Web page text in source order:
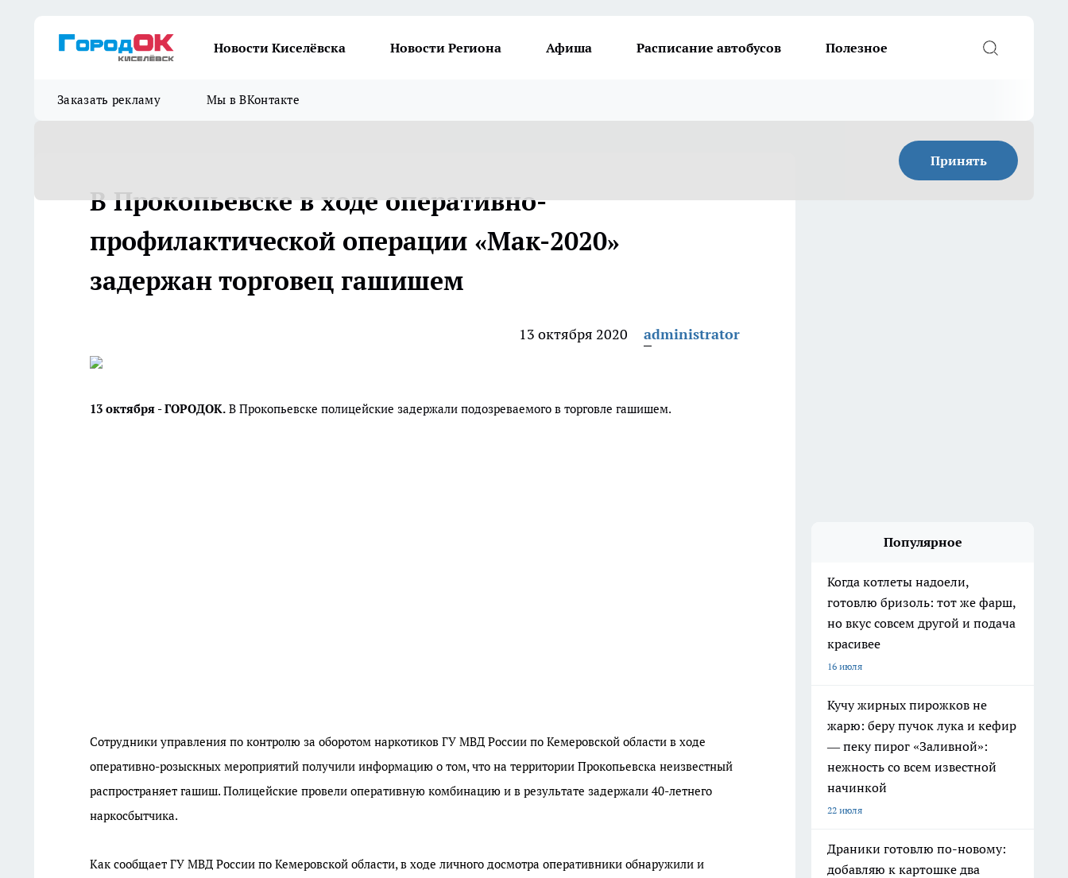
Новости Киселёвска Новости Региона Афиша Расписание автобусов Полезное
Заказать рекламу Мы в ВКонтакте
Принять
В Прокопьевске в ходе оперативно-
профилактической операции «Мак-2020»
задержан торговец гашишем
13 октября 2020 administrator
13 октября - ГОРОДОК. В Прокопьевске полицейские задержали подозреваемого в торговле гашишем.
Сотрудники управления по контролю за оборотом наркотиков ГУ МВД России по Кемеровской области в ходе
оперативно-розыскных мероприятий получили информацию о том, что на территории Прокопьевска неизвестный
распространяет гашиш. Полицейские провели оперативную комбинацию и в результате задержали 40-летнего
наркосбытчика.
Как сообщает ГУ МВД России по Кемеровской области, в ходе личного досмотра оперативники обнаружили и
Популярное
Когда котлеты надоели,
готовлю бризоль: тот же фарш,
но вкус совсем другой и подача
красивее
16 июля
Кучу жирных пирожков не
жарю: беру пучок лука и кефир
— пеку пирог «Заливной»:
нежность со всем известной
начинкой
22 июля
Драники готовлю по-новому:
добавляю к картошке два